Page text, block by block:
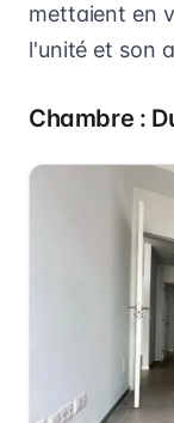
mettaient en
l'unité et son
Chambre :